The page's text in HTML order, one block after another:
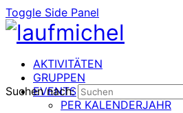
Toggle Side Panel
AKTIVITÄTEN
GRUPPEN
EVENTS
PER KALENDERJAHR
Suchen nach: